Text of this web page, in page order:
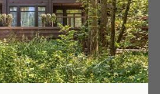
построенные
Holz House
Классические